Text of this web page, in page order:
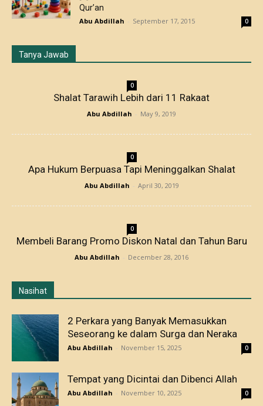
Qur’an
Abu Abdillah - September 17, 2015 0
Tanya Jawab
0
Shalat Tarawih Lebih dari 11 Rakaat
Abu Abdillah - May 9, 2019
0
Apa Hukum Berpuasa Tapi Meninggalkan Shalat
Abu Abdillah - April 30, 2019
0
Membeli Barang Promo Diskon Natal dan Tahun Baru
Abu Abdillah - December 28, 2016
Nasihat
2 Perkara yang Banyak Memasukkan
Seseorang ke dalam Surga dan Neraka
Abu Abdillah - November 15, 2025 0
Tempat yang Dicintai dan Dibenci Allah
Abu Abdillah - November 10, 2025 0